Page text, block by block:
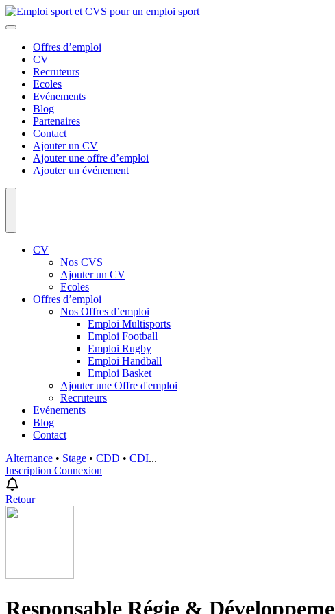
Offres d’emploi
CV
Recruteurs
Ecoles
Evénements
Blog
Partenaires
Contact
Ajouter un CV
Ajouter une offre d’emploi
Ajouter un événement
CV
Nos CVS
Ajouter un CV
Ecoles
Offres d’emploi
Nos Offres d’emploi
Emploi Multisports
Emploi Football
Emploi Rugby
Emploi Handball
Emploi Basket
Ajouter une Offre d'emploi
Recruteurs
Evénements
Blog
Contact
Alternance • Stage • CDD • CDI...
Inscription Connexion
Retour
Responsable Régie &